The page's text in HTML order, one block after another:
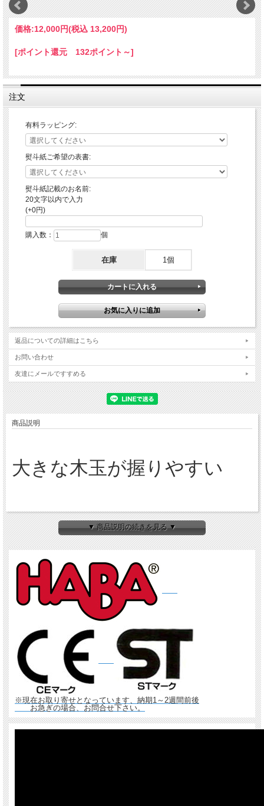
価格:12,000円(税込 13,200円)
[ポイント還元 132ポイント～]
注文
有料ラッピング:
熨斗紙ご希望の表書:
熨斗紙記載のお名前:
20文字以内で入力
(+0円)
購入数： 個
在庫 1個
返品についての詳細はこちら
お問い合わせ
友達にメールですすめる
商品説明
大きな木玉が握りやすい
ピタゴラスイッチ風おもちゃ『ベビ
ークーゲルバーン』
画像は、はじめてのクーゲルバーンシップ＆ベビ
ークーゲルバーン連結使用例
▼ 商品説明の続きを見る ▼
※現在お取り寄せとなっています、納期1～2週間前後
お急ぎの場合、お問合せ下さい。